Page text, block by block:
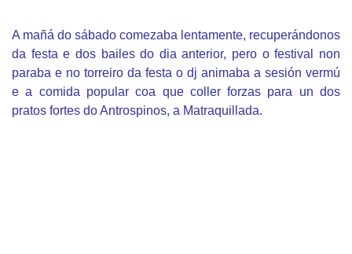
A mañá do sábado comezaba lentamente, recuperándonos
da festa e dos bailes do dia anterior, pero o festival non
paraba e no torreiro da festa o dj animaba a sesión vermú
e a comida popular coa que coller forzas para un dos
pratos fortes do Antrospinos, a Matraquillada.